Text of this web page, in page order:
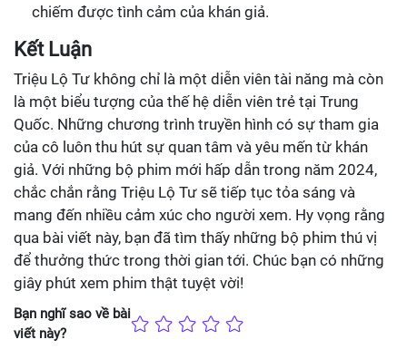
chiếm được tình cảm của khán giả.
Kết Luận
Triệu Lộ Tư không chỉ là một diễn viên tài năng mà còn
là một biểu tượng của thế hệ diễn viên trẻ tại Trung
Quốc. Những chương trình truyền hình có sự tham gia
của cô luôn thu hút sự quan tâm và yêu mến từ khán
giả. Với những bộ phim mới hấp dẫn trong năm 2024,
chắc chắn rằng Triệu Lộ Tư sẽ tiếp tục tỏa sáng và
mang đến nhiều cảm xúc cho người xem. Hy vọng rằng
qua bài viết này, bạn đã tìm thấy những bộ phim thú vị
để thưởng thức trong thời gian tới. Chúc bạn có những
giây phút xem phim thật tuyệt vời!
Bạn nghĩ sao về bài
viết này?